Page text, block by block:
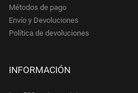
Métodos de pago
Envío y Devoluciones
Política de devoluciones
INFORMACIÓN